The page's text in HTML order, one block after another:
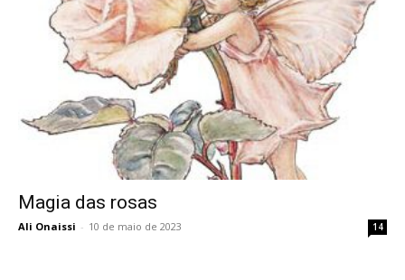
Magia das rosas
Ali Onaissi - 10 de maio de 2023 14